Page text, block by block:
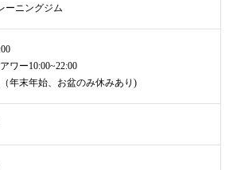
ーニングジム
ワー10:00~22:00
年末年始、お盆のみ休みあり)